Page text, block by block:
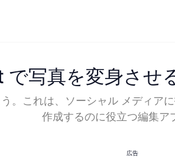
で写真を変身させ
。これは、ソーシャル メディア
作成するのに役立つ編集ア
広告